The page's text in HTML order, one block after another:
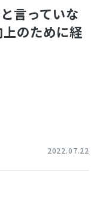
言っていな
のために経
2022.07.22